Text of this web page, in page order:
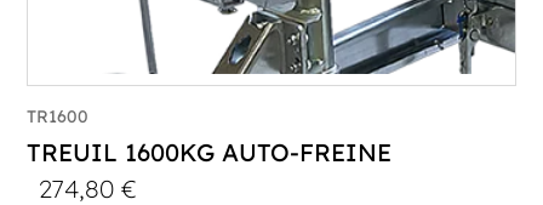
TR1600
TREUIL 1600KG AUTO-FREINE
274,80€